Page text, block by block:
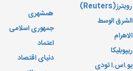
رویترز(Reuters
)
الشرق الوسط
الاهرام
ریپوبلیکا
یو.اس.ا تودی
همشهری
جمهوری اسلامی
اعتماد
دنیای اقتصاد